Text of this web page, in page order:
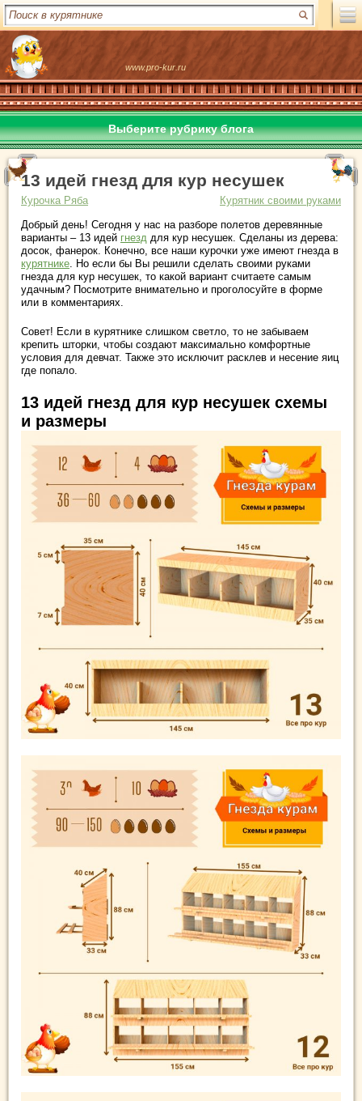
www.pro-kur.ru
Выберите рубрику блога
13 идей гнезд для кур несушек
Курочка Ряба
Курятник своими руками
Добрый день! Сегодня у нас на разборе полетов деревянные
варианты – 13 идей гнезд для кур несушек. Сделаны из дерева:
досок, фанерок. Конечно, все наши курочки уже имеют гнезда в
курятнике. Но если бы Вы решили сделать своими руками
гнезда для кур несушек, то какой вариант считаете самым
удачным? Посмотрите внимательно и проголосуйте в форме
или в комментариях.
Совет! Если в курятнике слишком светло, то не забываем
крепить шторки, чтобы создают максимально комфортные
условия для девчат. Также это исключит расклев и несение яиц
где попало.
13 идей гнезд для кур несушек схемы
и размеры